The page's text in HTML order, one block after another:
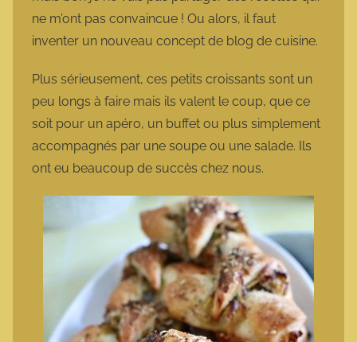
ne m’ont pas convaincue ! Ou alors, il faut
inventer un nouveau concept de blog de cuisine.
Plus sérieusement, ces petits croissants sont un
peu longs à faire mais ils valent le coup, que ce
soit pour un apéro, un buffet ou plus simplement
accompagnés par une soupe ou une salade. Ils
ont eu beaucoup de succès chez nous.